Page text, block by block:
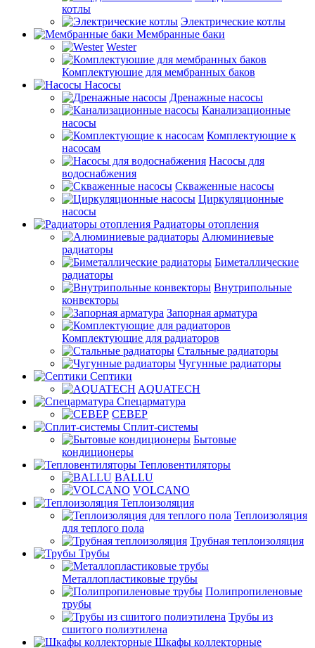
котлы
Электрические котлы
Мембранные баки
Wester
Комплектуюшие для мембранных баков
Насосы
Дренажные насосы
Канализационные
насосы
Комплектующие к
насосам
Насосы для
водоснабжения
Скваженные насосы
Циркуляционные
насосы
Радиаторы отопления
Алюминиевые
радиаторы
Биметаллические
радиаторы
Внутрипольные
конвекторы
Запорная арматура
Комплектующие для радиаторов
Стальные радиаторы
Чугунные радиаторы
Септики
AQUATECH
Спецарматура
СЕВЕР
Сплит-системы
Бытовые
кондиционеры
Тепловентиляторы
BALLU
VOLCANO
Теплоизоляция
Теплоизоляция
для теплого пола
Трубная теплоизоляция
Трубы
Металлопластиковые трубы
Полипропиленовые
трубы
Трубы из
сшитого полиэтилена
Шкафы коллекторные